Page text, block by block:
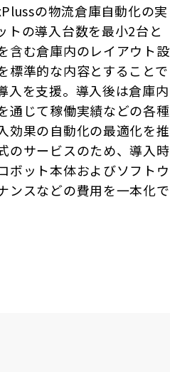
の物流倉庫自動化の実
トの導入台数を最小2台と
含む倉庫内のレイアウト設
標準的な内容とすることで
入を支援。導入後は倉庫内
通じて稼働実績などの各種
効果の自動化の最適化を推
のサービスのため、導入時
ボット本体およびソフトウ
ンスなどの費用を一本化で